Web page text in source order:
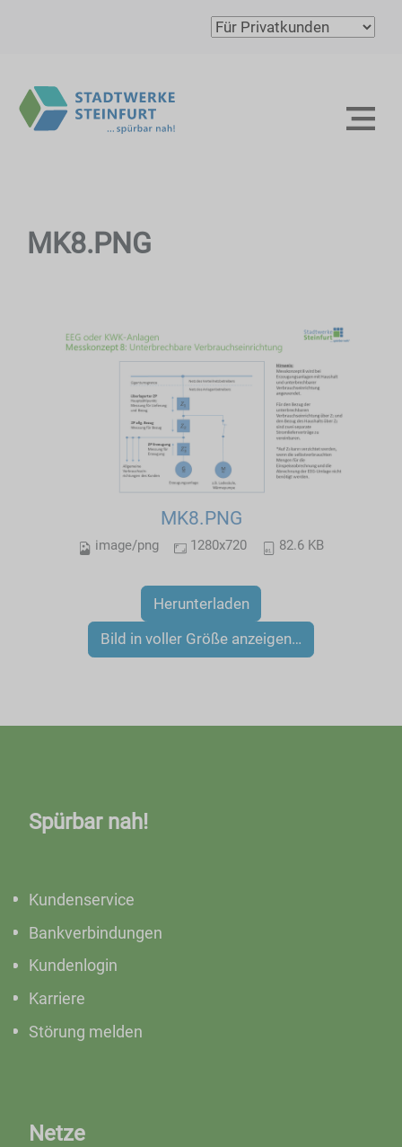
MK8.PNG
MK8.PNG
image/png 1280x720 82.6 KB
Herunterladen
Bild in voller Größe anzeigen…
Spürbar nah!
Kundenservice
Bankverbindungen
Kundenlogin
Karriere
Störung melden
Netze